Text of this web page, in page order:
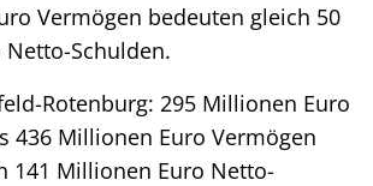
Vermögen bedeuten gleich 50
Schulden.
Rotenburg: 295 Millionen Euro
436 Millionen Euro Vermögen
141 Millionen Euro Netto-